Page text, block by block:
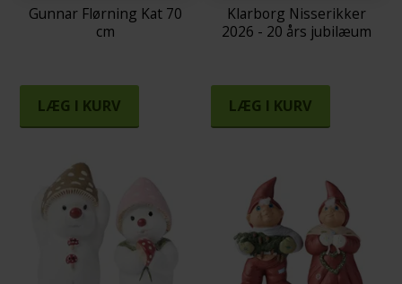
Gunnar Flørning Kat 70
cm
LÆG I KURV
Klarborg Nisserikker
2026 - 20 års jubilæum
LÆG I KURV